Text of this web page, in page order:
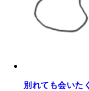
別れても会いた